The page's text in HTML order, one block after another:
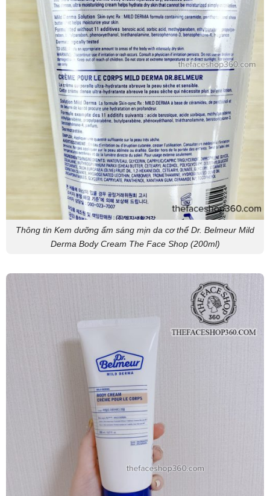
Thông tin Kem dưỡng ẩm sáng mịn da cơ thể Dr. Belmeur Mild
Derma Body Cream The Face Shop (200ml)